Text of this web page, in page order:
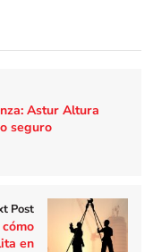
Astur Altura
seguro
Post
en